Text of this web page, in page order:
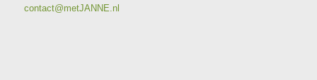
contact@metJANNE.nl